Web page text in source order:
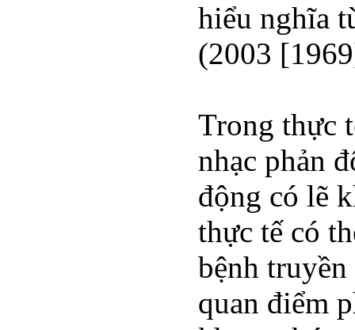
hiểu nghĩa
(2003
Trong thực
nhạc phản
động có lẽ
thực tế có
bệnh
quan điểm